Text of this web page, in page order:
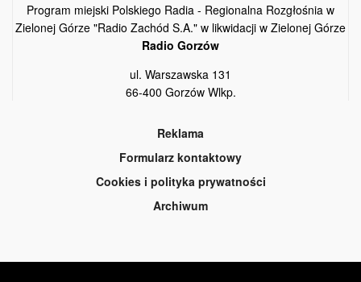
Program miejski Polskiego Radia - Regionalna Rozgłośnia w
Zielonej Górze "Radio Zachód S.A." w likwidacji w Zielonej Górze
Radio Gorzów
ul. Warszawska 131
66-400 Gorzów Wlkp.
Reklama
Formularz kontaktowy
Cookies i polityka prywatności
Archiwum